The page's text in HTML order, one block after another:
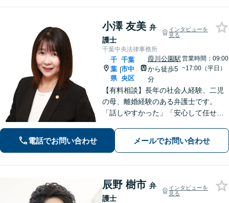
小澤 友美 弁
護士
インタビューを
見る
千葉中央法律事務所
千
葉
県
|
千葉
市中
央区
葭川公園駅
から徒歩5
分
営業時間：09:00
~17:00（平日）
【有料相談】長年の社会人経験、二児
の母、離婚経験のある弁護士です。
「話しやすかった」「安心して任せら
す。最後まで話を遮らずにお聞きし、
丁寧な対応を心がけます。お気軽にご
電話でお問い合わせ メールでお問い合わせ
辰野 樹市 弁
護士
インタビューを
見る